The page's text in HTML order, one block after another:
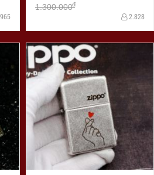
1.300.000đ
2.828